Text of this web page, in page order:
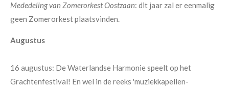
Mededeling van Zomerorkest Oostzaan: dit jaar zal er eenmalig
geen Zomerorkest plaatsvinden.
Augustus
16 augustus: De Waterlandse Harmonie speelt op het
Grachtenfestival! En wel in de reeks 'muziekkapellen-